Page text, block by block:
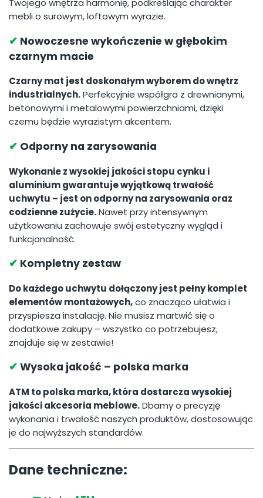
Twojego wnętrza harmonię, podkreślając charakter
mebli o surowym, loftowym wyrazie.
✔ Nowoczesne wykończenie w głębokim
czarnym macie
Czarny mat jest doskonałym wyborem do wnętrz
industrialnych.Perfekcyjnie współgra z drewnianymi,
betonowymi i metalowymi powierzchniami, dzięki
czemu będzie wyrazistym akcentem.
✔ Odporny na zarysowania
Wykonanie z wysokiej jakości stopu cynku i
aluminium gwarantuje wyjątkową trwałość
uchwytu – jest on odporny na zarysowania oraz
codzienne zużycie.Nawet przy intensywnym
użytkowaniu zachowuje swój estetyczny wygląd i
funkcjonalność.
✔ Kompletny zestaw
Do każdego uchwytu dołączony jest pełny komplet
elementów montażowych,co znacząco ułatwia i
przyspiesza instalację. Nie musisz martwić się o
dodatkowe zakupy – wszystko co potrzebujesz,
znajduje się w zestawie!
✔ Wysoka jakość – polska marka
ATM to polska marka, która dostarcza wysokiej
jakości akcesoria meblowe.Dbamy o precyzję
wykonania i trwałość naszych produktów, dostosowując
je do najwyższych standardów.
Dane techniczne: